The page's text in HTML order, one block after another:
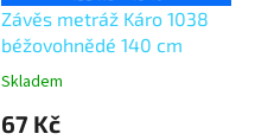
Závěs metráž Káro 1038
béžovohnědé 140 cm
Skladem
67 Kč